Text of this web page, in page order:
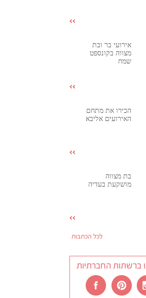
אירועי בר ובת
מצווה בקונספט
שמח
הכירו את מתחם
האירועים אליבא
בת מצווה
מושקעת בעדיה
לכל הכתבות
ברשתות החברתיות